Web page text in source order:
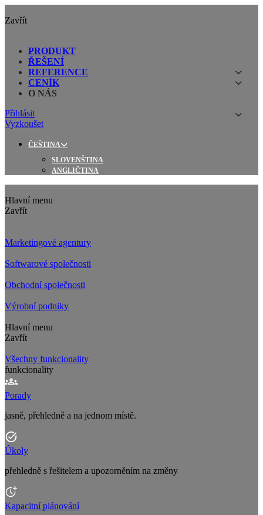
Zavřít
PRODUKT
ŘEŠENÍ
REFERENCE
CENÍK
O NÁS
Přihlásit
Vyzkoušet
ČEŠTINA
SLOVENŠTINA
ANGLIČTINA
Hlavní menu
Zavřít
Marketingové agentury
Softwarové společnosti
Obchodní společnosti
Výrobní podniky
Hlavní menu
Zavřít
Všechny funkcionality
funkcionality
Porady
jasně, přehledně a na jednom místě.
Úkoly
přehledně s řešitelem a upozorněním na změny
Kapacitní plánování